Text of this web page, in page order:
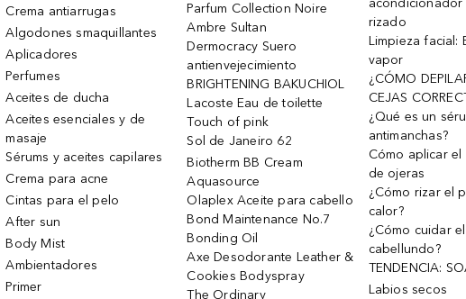
Crema antiarrugas
Algodones smaquillantes
Aplicadores
Perfumes
Aceites de ducha
Aceites esenciales y de
masaje
Sérums y aceites capilares
Crema para acne
Cintas para el pelo
After sun
Body Mist
Ambientadores
Primer
Parfum Collection Noire
Ambre Sultan
Dermocracy Suero
antienvejecimiento
BRIGHTENING BAKUCHIOL
Lacoste Eau de toilette
Touch of pink
Sol de Janeiro 62
Biotherm BB Cream
Aquasource
Olaplex Aceite para cabello
Bond Maintenance No.7
Bonding Oil
Axe Desodorante Leather &
Cookies Bodyspray
The Ordinary
rizado
Limpieza facial:
vapor
¿CÓMO
CEJAS
¿Qué es un
antimanchas?
Cómo aplicar
de ojeras
¿Cómo rizar el
calor?
¿Cómo cuidar
cabellundo?
TENDENCIA:
Labios secos